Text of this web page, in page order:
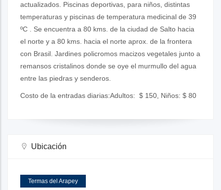
actualizados. Piscinas deportivas, para niños, distintas
temperaturas y piscinas de temperatura medicinal de 39
ºC . Se encuentra a 80 kms. de la ciudad de Salto hacia
el norte y a 80 kms. hacia el norte aprox. de la frontera
con Brasil. Jardines policromos macizos vegetales junto a
remansos cristalinos donde se oye el murmullo del agua
entre las piedras y senderos.
Costo de la entradas diarias:Adultos: $ 150, Niños: $ 80
Ubicación
Termas del Arapey